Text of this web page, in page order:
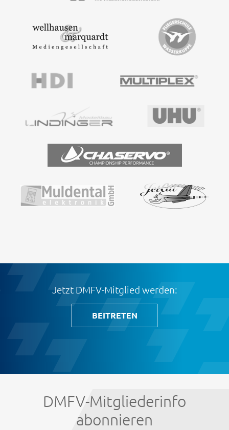
Jetzt DMFV-Mitglied werden:
BEITRETEN
DMFV-Mitgliederinfo
abonnieren